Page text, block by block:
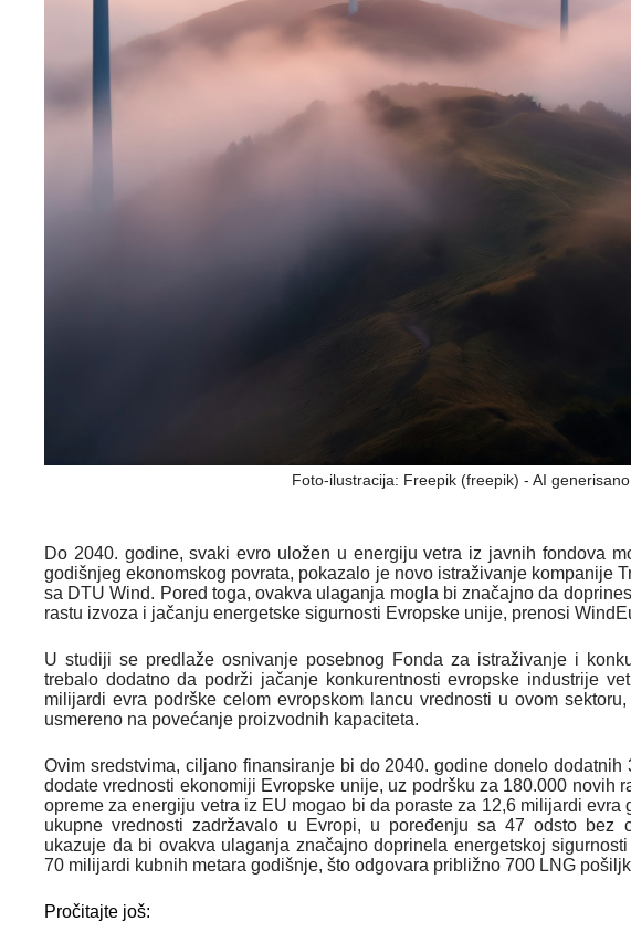
Foto-ilustracija: Freepik (freepik) - AI generisano
Do 2040. godine, svaki evro uložen u energiju vetra iz javnih fondova
godišnjeg ekonomskog povrata, pokazalo je novo istraživanje kompanije
sa DTU Wind. Pored toga, ovakva ulaganja mogla bi značajno da
rastu izvoza i jačanju energetske sigurnosti Evropske unije, prenosi
U studiji se predlaže osnivanje posebnog Fonda za istraživanje i
trebalo dodatno da podrži jačanje konkurentnosti evropske industrije
milijardi evra podrške celom evropskom lancu vrednosti u ovom
usmereno na povećanje proizvodnih kapaciteta.
Ovim sredstvima, ciljano finansiranje bi do 2040. godine donelo
dodate vrednosti ekonomiji Evropske unije, uz podršku za 180.000 novih
opreme za energiju vetra iz EU mogao bi da poraste za 12,6 milijardi evra
ukupne vrednosti zadržavalo u Evropi, u poređenju sa 47 odsto bez
ukazuje da bi ovakva ulaganja značajno doprinela energetskoj
70 milijardi kubnih metara godišnje, što odgovara približno 700 LNG
Pročitajte još: